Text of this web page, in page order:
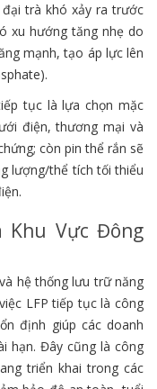
trà khó xảy ra trước
xu hướng tăng nhẹ do
mạnh, tạo áp lực lên
tục là lựa chọn mặc
điện, thương mại và
còn pin thể rắn sẽ
lượng/thể tích tối thiểu
Khu Vực Đông
hệ thống lưu trữ năng
LFP tiếp tục là công
định giúp các doanh
hạn. Đây cũng là công
triển khai trong các